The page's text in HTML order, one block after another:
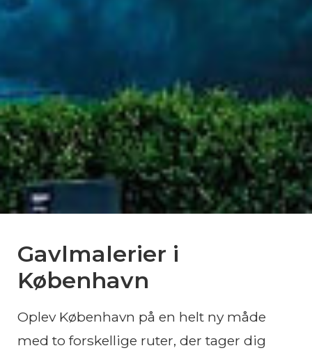
Gavlmalerier i
København
Oplev København på en helt ny måde
med to forskellige ruter, der tager dig